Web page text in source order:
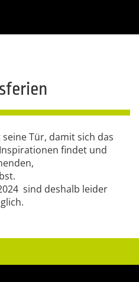
Tür, damit sich das
findet und
sind deshalb leider